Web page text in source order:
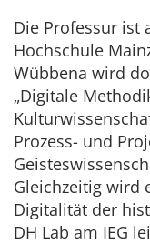
Die Professur ist
Hochschule
Wübbena wird
„Digitale
Prozess- und
Gleichzeitig wird
Digitalität der
DH Lab am IEG